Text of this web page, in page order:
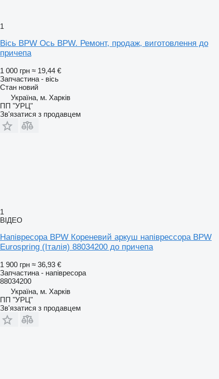
1
Вісь BPW Ось BPW. Ремонт, продаж, виготовлення до
причепа
1 000 грн ≈ 19,44 €
Запчастина - вісь
Стан новий
Україна, м. Харків
ПП "УРЦ"
Зв'язатися з продавцем
1
ВІДЕО
Напівресора BPW Кореневий аркуш напіврессора BPW
Eurospring (Італія) 88034200 до причепа
1 900 грн ≈ 36,93 €
Запчастина - напівресора
88034200
Україна, м. Харків
ПП "УРЦ"
Зв'язатися з продавцем